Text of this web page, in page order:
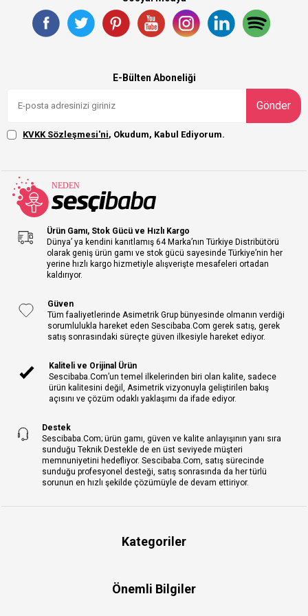
E-Bülten Aboneliği
Gönder
KVKK Sözleşmesi'ni, Okudum, Kabul Ediyorum.
Ürün Gamı, Stok Gücü ve Hızlı Kargo
Dünya’ ya kendini kanıtlamış 64 Marka’nın Türkiye Distribütörü
olarak geniş ürün gamı ve stok gücü sayesinde Türkiye’nin her
yerine hızlı kargo hizmetiyle alışverişte mesafeleri ortadan
kaldırıyor.
Güven
Tüm faaliyetlerinde Asimetrik Grup bünyesinde olmanın verdiği
sorumlulukla hareket eden Sescibaba.Com gerek satış, gerek
satış sonrasındaki süreçte güven ilkesiyle hareket ediyor.
Kaliteli ve Orijinal Ürün
Sescibaba.Com’un temel ilkelerinden biri olan kalite, sadece
ürün kalitesini değil, Asimetrik vizyonuyla geliştirilen bakış
açısını ve çözüm odaklı yaklaşımı da ifade ediyor.
Destek
Sescibaba.Com; ürün gamı, güven ve kalite anlayışının yanı sıra
sunduğu Teknik Destekle de en üst seviyede müşteri
memnuniyetini hedefliyor. Sescibaba.Com, satış sürecinde
sunduğu profesyonel desteği, satış sonrasında da her türlü
sorunun en hızlı şekilde çözümüyle de devam ettiriyor.
Kategoriler
Önemli Bilgiler